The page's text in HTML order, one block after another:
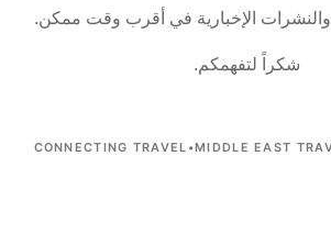
والنشرات الإخبارية في أقرب وقت ممكن.
شكراً لتفهمكم.
CONNECTING TRAVEL •MIDDLE EAST